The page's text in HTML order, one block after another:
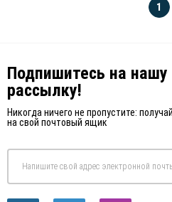
1
Подпишитесь на
рассылку!
Никогда ничего не пропустите:
на свой почтовый ящик